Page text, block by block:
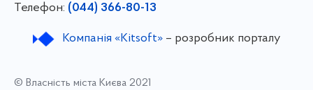
Телефон: (044) 366-80-13
Компанія «Kitsoft»– розробник порталу
© Власність міста Києва 2021